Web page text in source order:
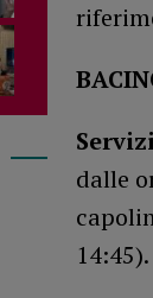
dalle
14:45).